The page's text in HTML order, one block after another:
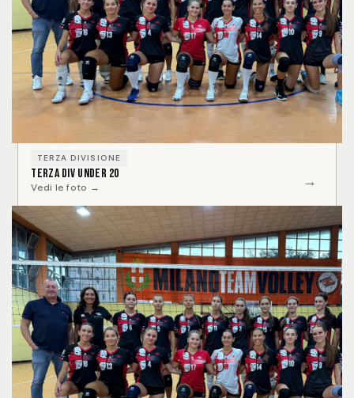
TERZA DIVISIONE
Terza Div Under 20
Vedi le foto → →